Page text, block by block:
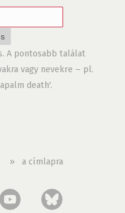
A pontosabb találat
vagy nevekre – pl.
death'.
a címlapra